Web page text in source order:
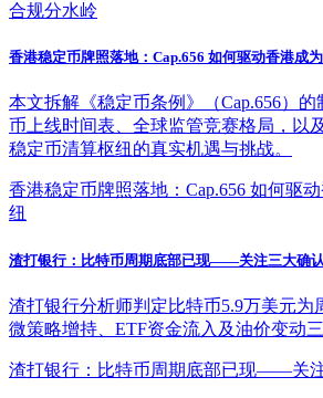
合规分水岭
香港稳定币牌照落地：Cap.656 如何驱动香港成
本文拆解《稳定币条例》（Cap.656）
币上线时间表、全球监管竞赛格局，以
稳定币清算枢纽的真实机遇与挑战。
香港稳定币牌照落地：Cap.656 如何驱
纽
渣打银行：比特币周期底部已现——关注三大确
渣打银行分析师判定比特币5.9万美元为
微策略增持、ETF资金流入及油价变动
渣打银行：比特币周期底部已现——关